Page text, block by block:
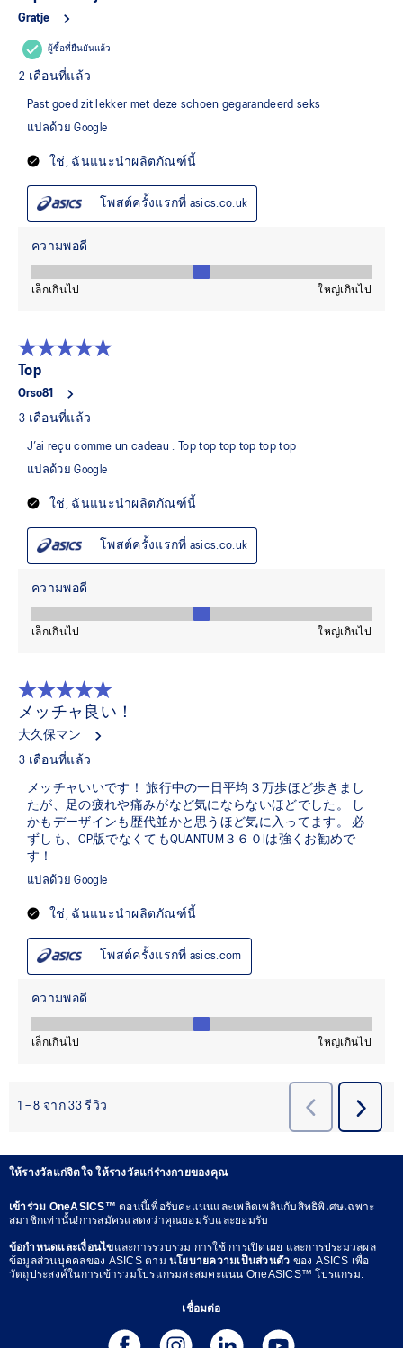
ให้รางวัลแก่จิตใจ ให้รางวัลแก่ร่างกายของคุณ
เข้าร่วม OneASICS™ตอนนี้เพื่อรับคะแนนและเพลิดเพลินกับสิทธิพิเศษเฉพาะ
สมาชิกเท่านั้น!การสมัครแสดงว่าคุณยอมรับและยอมรับ
ข้อกำหนดและเงื่อนไขและการรวบรวม การใช้ การเปิดเผย และการประมวลผล
ข้อมูลส่วนบุคคลของ ASICS ตาม นโยบายความเป็นส่วนตัว ของ ASICS เพื่อ
วัตถุประสงค์ในการเข้าร่วมโปรแกรมสะสมคะแนน OneASICS™ โปรแกรม.
เชื่อมต่อ